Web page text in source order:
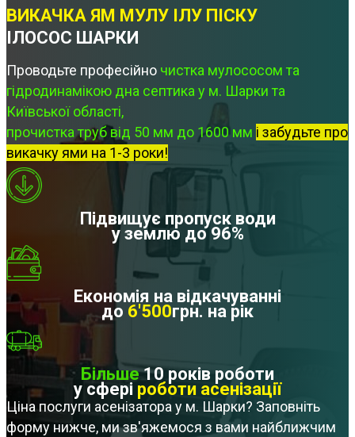
ВИКАЧКА ЯМ МУЛУ ІЛУ ПІСКУ
ІЛОСОС ШАРКИ
Проводьте професійно чистка мулососом та
гідродинамікою дна септика у м. Шарки та
Київської області,
прочистка труб від 50 мм до 1600 мм і забудьте про
викачку ями на 1-3 роки!
Підвищує пропуск води
у землю до 96%
Економія на відкачуванні
до 6'500грн. на рік
Більше10 років роботи
у сфері роботи асенізації
Ціна послуги асенізатора у м. Шарки? Заповніть
форму нижче, ми зв'яжемося з вами найближчим